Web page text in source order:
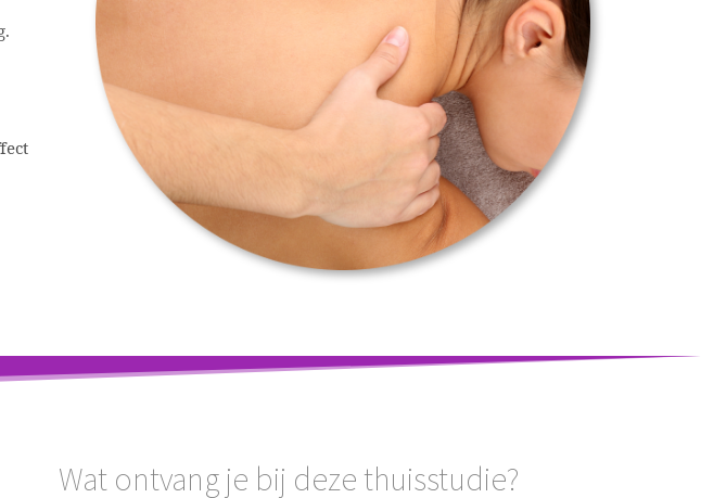
Wat ontvang je bij deze thuisstudie?